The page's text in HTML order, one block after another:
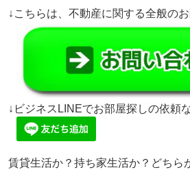
↓こちらは、不動産に関する全般の
↓ビジネスLINEでお部屋探しの依頼な
賃貸生活か？持ち家生活か？どちら